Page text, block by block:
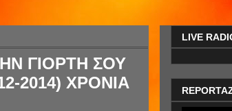
ΓΙΟΡΤΗ ΣΟΥ
2014) ΧΡΟΝΙΑ
LIVE